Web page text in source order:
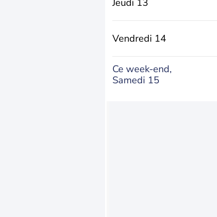
Jeudi 13
Vendredi 14
Ce week-end,
Samedi 15